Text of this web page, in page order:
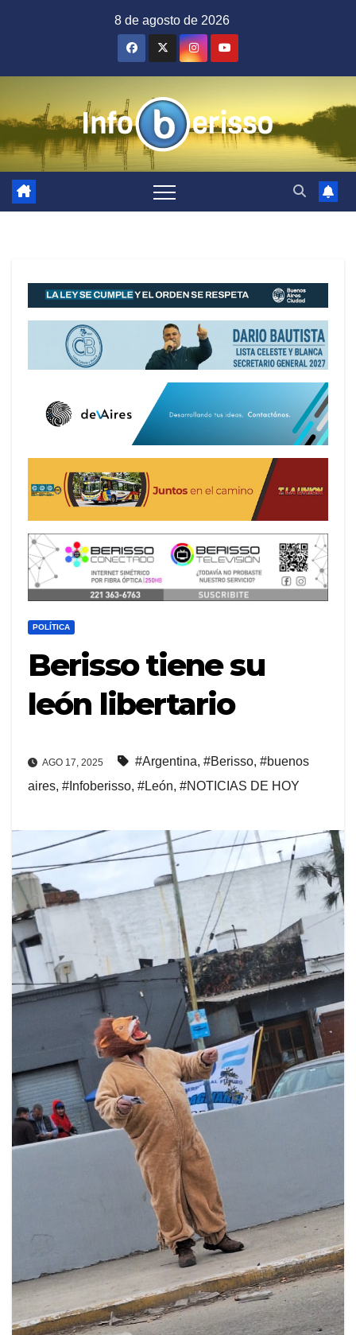
8 de agosto de 2026
POLÍTICA
Berisso tiene su
león libertario
AGO 17, 2025 #Argentina, #Berisso, #buenos
aires, #Infoberisso, #León, #NOTICIAS DE HOY